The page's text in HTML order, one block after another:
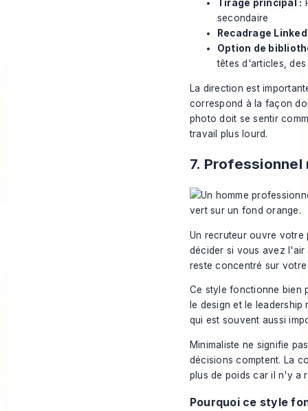
Tirage principal :
secondaire
Recadrage
Option de
têtes d'articles,
La direction est
correspond à la façon
photo doit se sentir
travail plus lourd.
7. Professionnel
Un recruteur ouvre votre
décider si vous avez l'air
reste concentré sur
Ce style fonctionne bien
le design et le
qui est souvent aussi
Minimaliste ne signifie
décisions comptent. La
plus de poids car il n'y a
Pourquoi ce style